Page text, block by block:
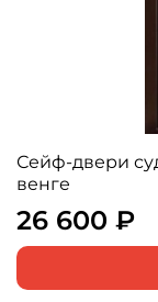
Сейф-двери
венге
26 600 ₽